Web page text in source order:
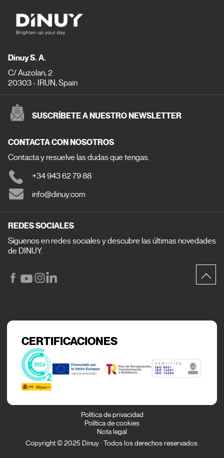
Dinuy S. A.
C/ Auzolan, 2
20303 - IRUN, Spain
SUSCRÍBETE A NUESTRO NEWSLETTER
CONTACTA CON NOSOTROS
Contacta y resuelve las dudas que tengas.
+34 943 62 79 88
info@dinuy.com
REDES SOCIALES
Síguenos en redes sociales y descubre las últimas novedades
de DINUY.
CERTIFICACIONES
Política de privacidad
Política de cookies
Nota legal
Copyright © 2025 Dinuy · Todos los derechos reservados.